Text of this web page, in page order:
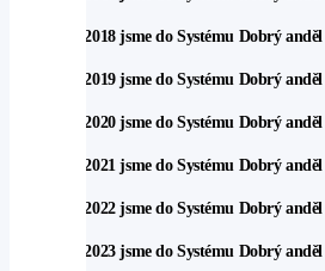
V roce 2018 jsme do Systému Dobrý
V roce 2019 jsme do Systému Dobrý
V roce 2020 jsme do Systému Dobrý
V roce 2021 jsme do Systému Dobrý
V roce 2022 jsme do Systému Dobrý
V roce 2023 jsme do Systému Dobrý